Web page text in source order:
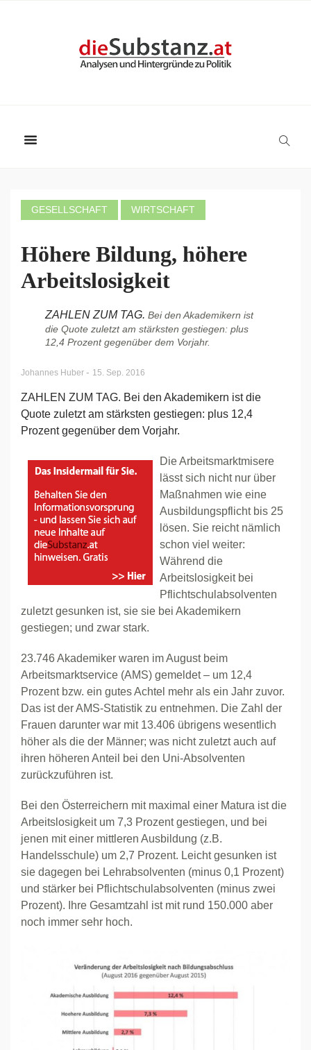
GESELLSCHAFT WIRTSCHAFT
Höhere Bildung, höhere
Arbeitslosigkeit
ZAHLEN ZUM TAG. Bei den Akademikern ist
die Quote zuletzt am stärksten gestiegen: plus
12,4 Prozent gegenüber dem Vorjahr.
Johannes Huber - 15. Sep. 2016
ZAHLEN ZUM TAG. Bei den Akademikern ist die
Quote zuletzt am stärksten gestiegen: plus 12,4
Prozent gegenüber dem Vorjahr.
Die Arbeitsmarktmisere
lässt sich nicht nur über
Maßnahmen wie eine
Ausbildungspflicht bis 25
lösen. Sie reicht nämlich
schon viel weiter:
Während die
Arbeitslosigkeit bei
Pflichtschulabsolventen
zuletzt gesunken ist, sie sie bei Akademikern
gestiegen; und zwar stark.
23.746 Akademiker waren im August beim
Arbeitsmarktservice (AMS) gemeldet – um 12,4
Prozent bzw. ein gutes Achtel mehr als ein Jahr zuvor.
Das ist der AMS-Statistik zu entnehmen. Die Zahl der
Frauen darunter war mit 13.406 übrigens wesentlich
höher als die der Männer; was nicht zuletzt auch auf
ihren höheren Anteil bei den Uni-Absolventen
zurückzuführen ist.
Bei den Österreichern mit maximal einer Matura ist die
Arbeitslosigkeit um 7,3 Prozent gestiegen, und bei
jenen mit einer mittleren Ausbildung (z.B.
Handelsschule) um 2,7 Prozent. Leicht gesunken ist
sie dagegen bei Lehrabsolventen (minus 0,1 Prozent)
und stärker bei Pflichtschulabsolventen (minus zwei
Prozent). Ihre Gesamtzahl ist mit rund 150.000 aber
noch immer sehr hoch.